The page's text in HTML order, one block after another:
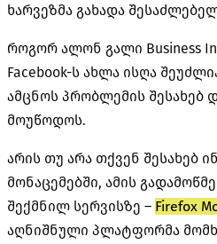
ხარვეზმა გახადა
როგორ ალონ გალი Business
Facebook-ს ახლა ისღა
ამცნოს პრობლემის შესახებ
მოუწოდოს.
არის თუ არა თქვენ შესახებ
მონაცემებში, ამის
შექმნილ სერვისზე – Firefox
აღნიშნული პლატფორმა